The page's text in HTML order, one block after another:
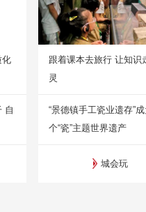
化
自
跟着课本去旅行 让知识
灵
“景德镇手工瓷业遗存”
个“瓷”主题世界遗产
城会玩